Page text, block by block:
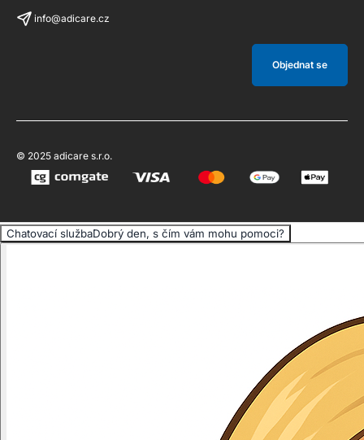
info@adicare.cz
Objednat se
© 2025 adicare s.r.o.